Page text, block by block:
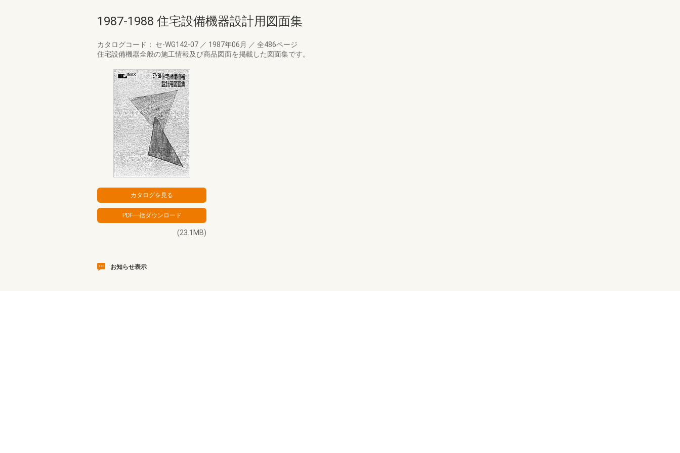
1987-1988 住宅設備機器設計用図面集
カタログコード： セ-WG142-07 ／ 1987年06月 ／ 全486ページ
住宅設備機器全般の施工情報及び商品図面を掲載した図面集です。
(23.1MB)
お知らせ表示